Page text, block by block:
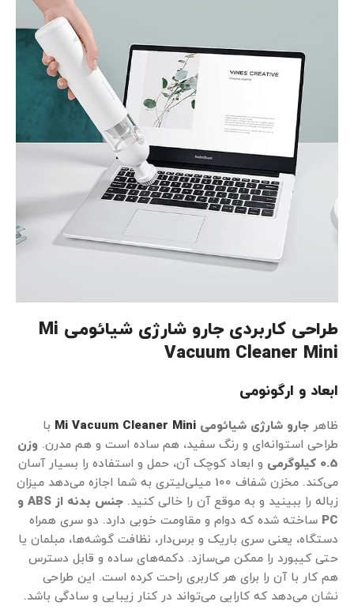
طراحی کاربردی جارو شارژی شیائومی Mi
Vacuum Cleaner Mini
ابعاد و ارگونومی
ظاهر جارو شارژی شیائومی Mi Vacuum Cleaner Mini با
طراحی استوانه‌ای و رنگ سفید، هم ساده است و هم مدرن. وزن
0.5 کیلوگرمی
و ابعاد کوچک آن، حمل و استفاده را بسیار آسان
می‌کند. مخزن شفاف 100 میلی‌لیتری به شما اجازه می‌دهد میزان
زباله را ببینید و به موقع آن را خالی کنید.
جنس بدنه از ABS و
PC ساخته شده که دوام و مقاومت خوبی دارد. دو سری همراه
دستگاه، یعنی سری باریک و برس‌دار، نظافت گوشه‌ها، مبلمان یا
حتی کیبورد را ممکن می‌سازد. دکمه‌های ساده و قابل دسترس
هم کار با آن را برای هر کاربری راحت کرده است. این طراحی
نشان می‌دهد که کارایی می‌تواند در کنار زیبایی و سادگی باشد.